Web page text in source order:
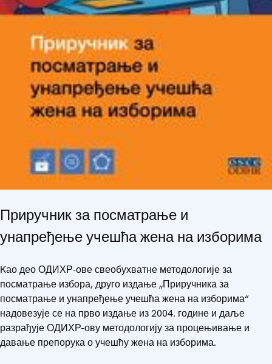
Приручник за посматрање и
унапређење учешћа жена на изборима
Kао део ОДИХР-ове свеобухватне методологије за
посматрање избора, друго издање „Приручника за
посматрање и унапређење учешћа жена на изборима“
надовезује се на прво издање из 2004. године и даље
разрађује ОДИХР-ову методологију за процењивање и
давање препорука о учешћу жена на изборима.